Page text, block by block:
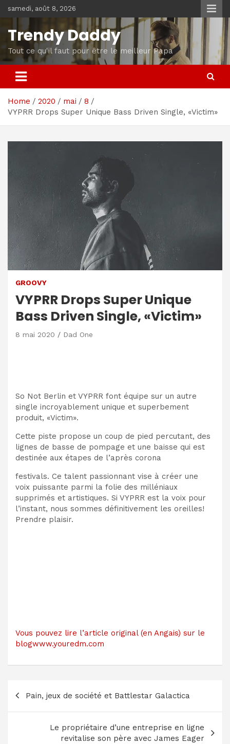
to
content
samedi, août 8, 2026
Trendy Daddy
Tout ce qu'il faut pour être le meilleur Papa
Home 2020 mai
8
VYPRR Drops Super Unique Bass Driven Single, «Victim»
GROOVY
VYPRR Drops Super Unique
Bass Driven Single, «Victim»
8 mai 2020 Dad One
So Not Berlin et VYPRR font équipe sur un autre
single incroyablement unique et superbement
produit, «Victim».
Cette piste propose un coup de pied percutant, des
lignes de basse de pompage et une baisse qui est
destinée aux étapes de l’après corona
festivals. Ce talent passionnant vise à créer une
voix puissante parmi la folie des milléniaux
supprimés et artistiques. Si VYPRR est la voix pour
l’instant, nous sommes définitivement les oreilles!
Prendre plaisir.
Vous pouvez lire l’article original (en Angais) sur le
blogwww.youredm.com
de
l’article
Pain, jeux de société et Battlestar Galactica
Le propriétaire d’une entreprise en ligne
revitalise son père avec James Eager